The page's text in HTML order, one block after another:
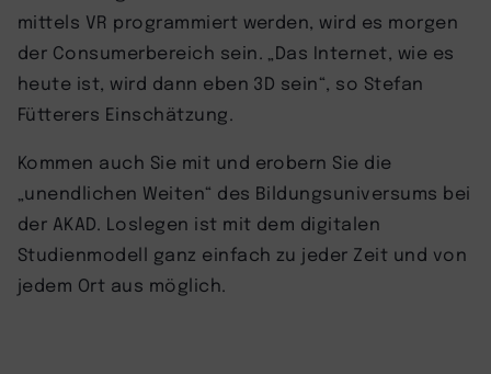
mittels VR programmiert werden, wird es morgen
der Consumerbereich sein. „Das Internet, wie es
heute ist, wird dann eben 3D sein“, so Stefan
Fütterers Einschätzung.
Kommen auch Sie mit und erobern Sie die
„unendlichen Weiten“ des Bildungsuniversums bei
der AKAD. Loslegen ist mit dem digitalen
Studienmodell ganz einfach zu jeder Zeit und von
jedem Ort aus möglich.